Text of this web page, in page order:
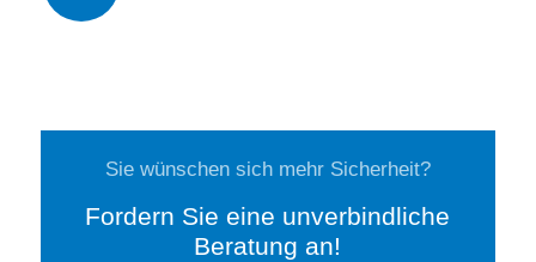
Sie wünschen sich mehr Sicherheit?
Fordern Sie eine unverbindliche
Beratung an!